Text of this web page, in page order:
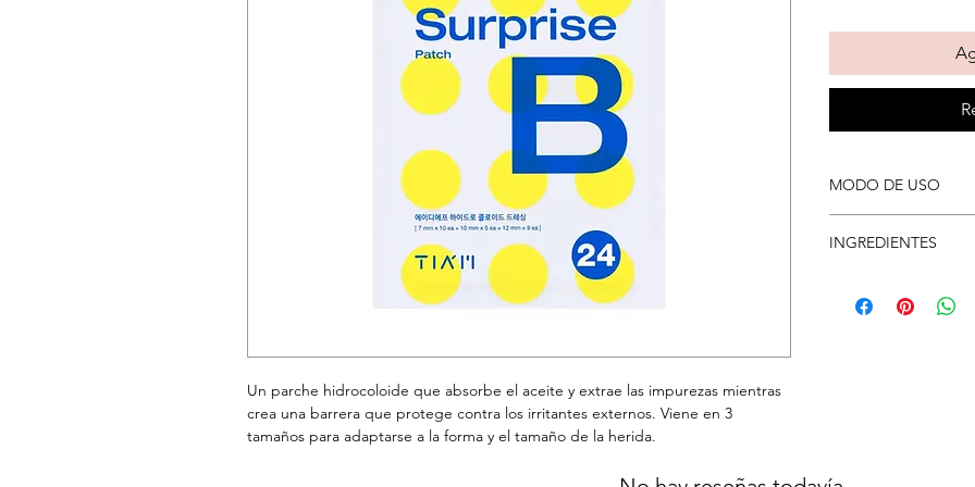
Un parche hidrocoloide que absorbe el aceite y extrae las impurezas mientras
crea una barrera que protege contra los irritantes externos. Viene en 3
tamaños para adaptarse a la forma y el tamaño de la herida.
MODO DE USO
otro paso para el
Reemplace el
trague con una
INGREDIENTES